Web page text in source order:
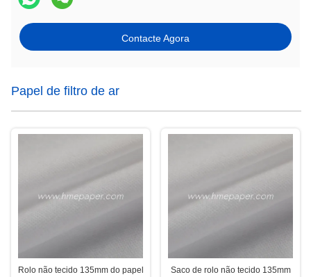
Contacte Agora
Papel de filtro de ar
Rolo não tecido 135mm do papel
Saco de rolo não tecido 135mm